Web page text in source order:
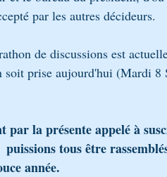
par les autres décideurs.
de discussions est
soit prise aujourd'hui (Mardi
par la présente appelé à
puissions tous être
année.